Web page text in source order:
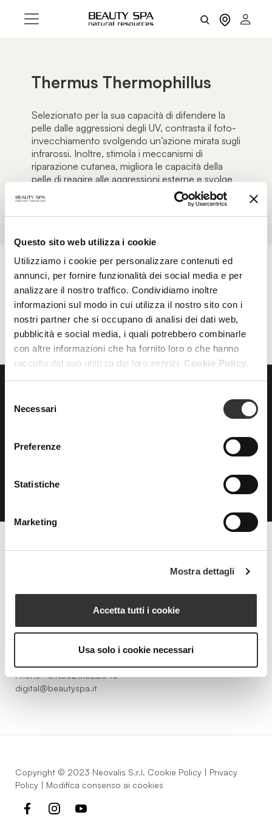
Questo sito web utilizza i cookie
Utilizziamo i cookie per personalizzare contenuti ed
annunci, per fornire funzionalità dei social media e per
analizzare il nostro traffico. Condividiamo inoltre
informazioni sul modo in cui utilizza il nostro sito con i
nostri partner che si occupano di analisi dei dati web,
pubblicità e social media, i quali potrebbero combinarle
con altre informazioni che ha fornito loro o che hanno
raccolto dal suo utilizzo dei loro servizi. Cookie Policy.
delNecessari
Preferenze
Statistiche
Marketing
Mostra dettagli
Accetta tutti i cookie
Usa solo i cookie necessari
Thermus Thermophillus
Selezionato per la sua capacità di difendere la
pelle dalle aggressioni degli UV, contrasta il foto-
invecchiamento svolgendo un’azione mirata sugli
infrarossi. Inoltre, stimola i meccanismi di
riparazione cutanea, migliora le capacità della
pelle di reagire alle aggressioni esterne e svolge
FILTRI AZZERA FILTRI
ISCRIVITI
Strada della Pace, 29, Mezzani
43058 Sorbolo Mezzani
Phone+39.0521.1522840
digital@beautyspa.it
Copyright © 2023 Neovalis S.r.l. Cookie Policy | Privacy
Policy | Modifica consenso ai cookies
facebookinstagramyoutube